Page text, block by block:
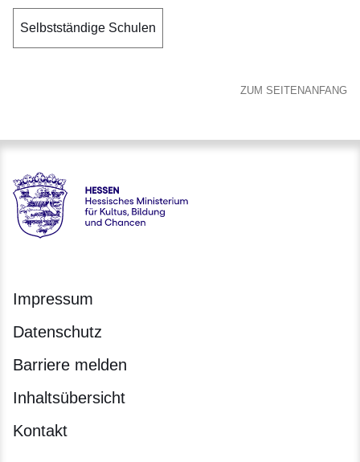
Selbstständige Schulen
ZUM SEITENANFANG
Hessen - Hessisches Ministerium für Kultus, Bildung und
Impressum
Datenschutz
Barriere melden
Inhaltsübersicht
Kontakt